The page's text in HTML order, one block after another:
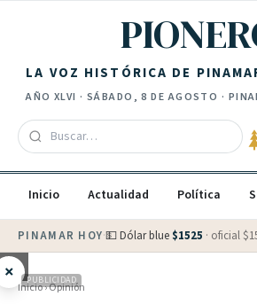
LA VOZ HISTÓRICA DE
AÑO XLVI · SÁBADO, 8 DE AGOSTO ·
Inicio Actualidad Política
PINAMAR HOY·💵 Dólar blue $1525 · oficial $
× PUBLICIDAD
Inicio›Opinión